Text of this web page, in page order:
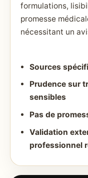
formulations,
promesse
nécessitant un
Sources
Prudence sur
sensibles
Pas de
Validation
professionnel